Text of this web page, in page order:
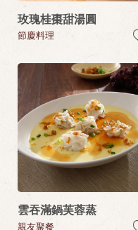
玫瑰桂棗甜湯圓
節慶料理
雲吞滿鍋芙蓉蒸
親友聚餐